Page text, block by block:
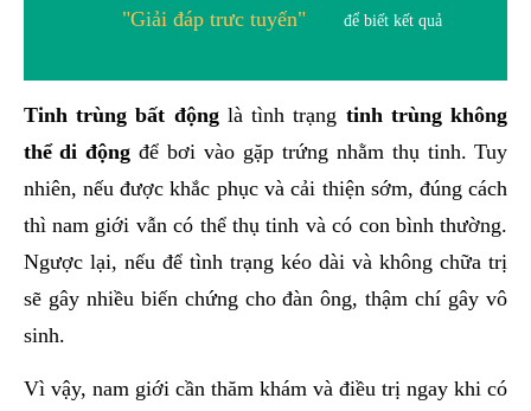
"Giải đáp trưc tuyến" để biết kết quả
Tinh trùng bất độnglà tình trạng tinh trùng không
thể di động để bơi vào gặp trứng nhằm thụ tinh. Tuy
nhiên, nếu được khắc phục và cải thiện sớm, đúng cách
thì nam giới vẫn có thể thụ tinh và có con bình thường.
Ngược lại, nếu để tình trạng kéo dài và không chữa trị
sẽ gây nhiều biến chứng cho đàn ông, thậm chí gây vô
sinh.
Vì vậy, nam giới cần thăm khám và điều trị ngay khi có